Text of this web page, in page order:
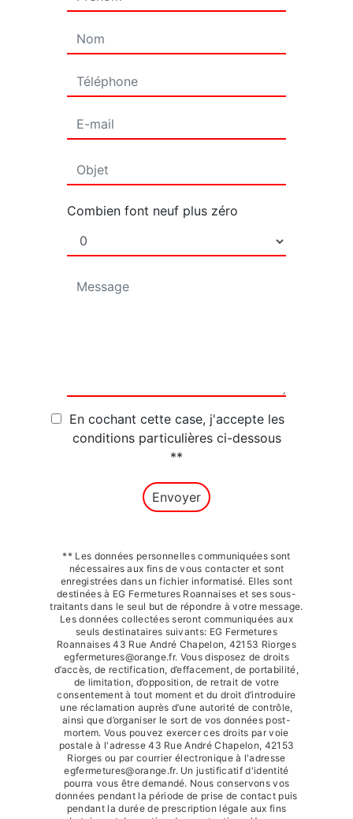
Combien font neuf plus zéro
En cochant cette case, j'accepte les
conditions particulières ci-dessous
**
Envoyer
** Les données personnelles communiquées sont
nécessaires aux fins de vous contacter et sont
enregistrées dans un fichier informatisé. Elles sont
destinées à EG Fermetures Roannaises et ses sous-
traitants dans le seul but de répondre à votre message.
Les données collectées seront communiquées aux
seuls destinataires suivants: EG Fermetures
Roannaises 43 Rue André Chapelon, 42153 Riorges
egfermetures@orange.fr. Vous disposez de droits
d’accès, de rectification, d’effacement, de portabilité,
de limitation, d’opposition, de retrait de votre
consentement à tout moment et du droit d’introduire
une réclamation auprès d’une autorité de contrôle,
ainsi que d’organiser le sort de vos données post-
mortem. Vous pouvez exercer ces droits par voie
postale à l'adresse 43 Rue André Chapelon, 42153
Riorges ou par courrier électronique à l'adresse
egfermetures@orange.fr. Un justificatif d'identité
pourra vous être demandé. Nous conservons vos
données pendant la période de prise de contact puis
pendant la durée de prescription légale aux fins